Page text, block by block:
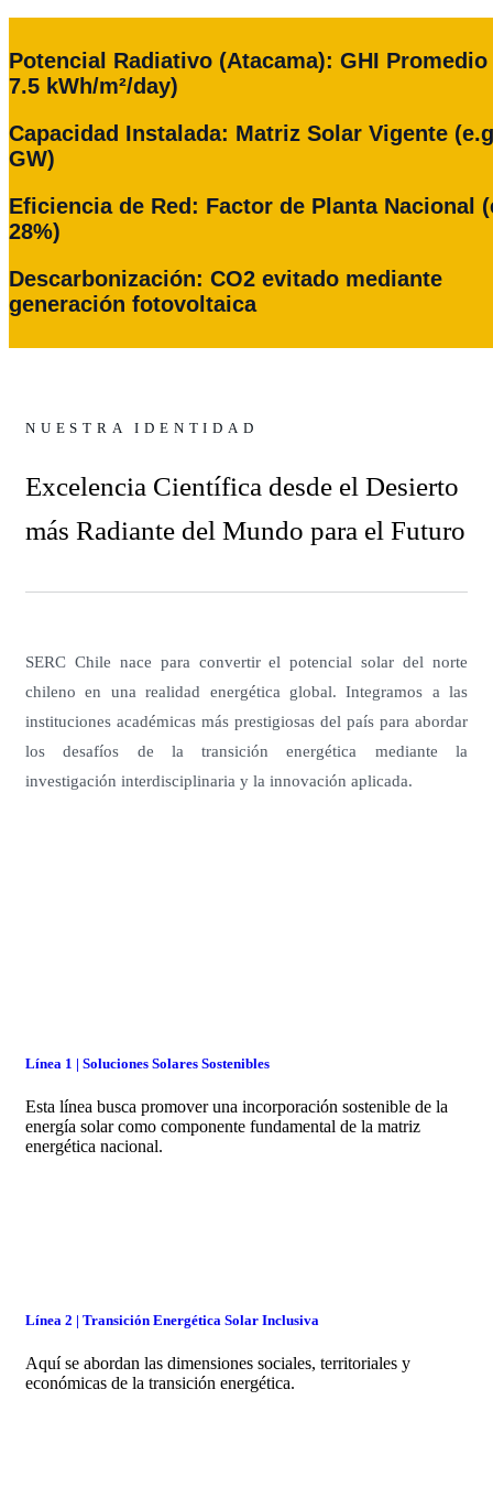
Potencial Radiativo (Atacama): GHI Promedio
7.5 kWh/m²/day)
Capacidad Instalada: Matriz Solar Vigente
GW)
Eficiencia de Red: Factor de Planta Nacional
28%)
Descarbonización: CO2 evitado mediante
generación fotovoltaica
NUESTRA IDENTIDAD
Excelencia Científica desde el Desierto
más Radiante del Mundo para el Futuro
SERC Chile nace para convertir el potencial solar del norte
chileno en una realidad energética global. Integramos a las
instituciones académicas más prestigiosas del país para abordar
los desafíos de la transición energética mediante la
investigación interdisciplinaria y la innovación aplicada.
Línea 1 | Soluciones Solares Sostenibles
Esta línea busca promover una incorporación sostenible de la
energía solar como componente fundamental de la matriz
energética nacional.
Línea 2 | Transición Energética Solar Inclusiva
Aquí se abordan las dimensiones sociales, territoriales y
económicas de la transición energética.